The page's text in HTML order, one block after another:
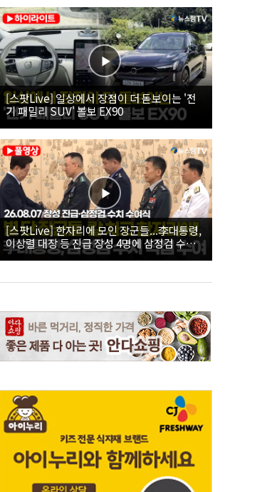
[스팟Live] 일상에서 장점이 더 돋보이는 '전
기 패밀리 SUV' 볼보 EX90
[스팟Live] 한자리에 모인 장군들...李대통령,
이상렬 대장 등 진급 장성 4명에 삼정검 수치
직접 수여｜26.08.07 장성 진급·삼정검 수치